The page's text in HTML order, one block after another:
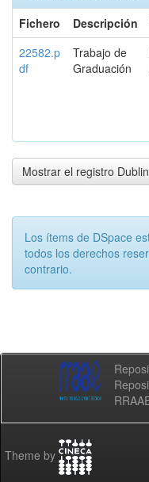
Fichero
Descripción
22582.p
df
Trabajo de
Graduación
Mostrar el registro
Los ítems de DSpace
todos los derechos
contrario.
Theme by